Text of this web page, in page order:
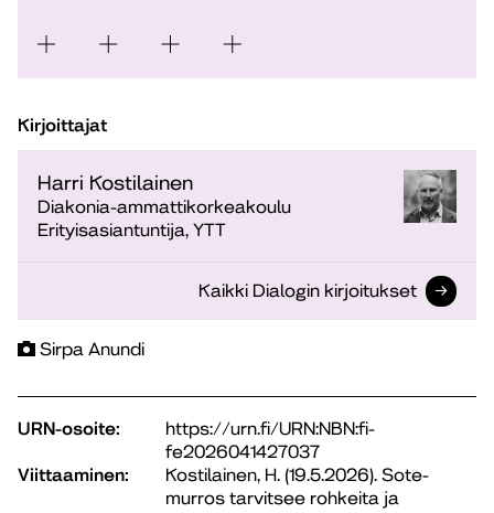
Kirjoittajat
Harri Kostilainen
Diakonia-ammattikorkeakoulu
Erityisasiantuntija, YTT
Kaikki Dialogin kirjoitukset
Sirpa Anundi
URN-osoite:
https://urn.fi/URN:NBN:fi-
fe2026041427037
Viittaaminen:
Kostilainen, H. (19.5.2026). Sote-
murros tarvitsee rohkeita ja